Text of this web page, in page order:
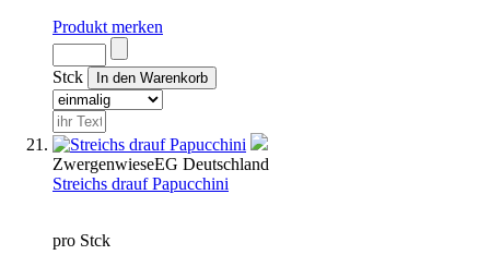
Produkt merken
Stck
ZwergenwieseEG Deutschland
Streichs drauf Papucchini
pro Stck